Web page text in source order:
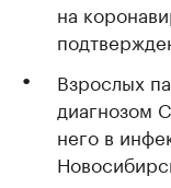
на
Взрослых
диагнозом
него в